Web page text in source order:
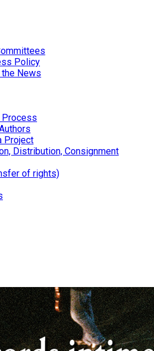
Policy
News
Process
Project
Distribution, Consignment
of rights)